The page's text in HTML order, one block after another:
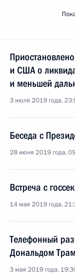
и США о
и меньшей
3 июля 2019 года,
Беседа с
28 июня 2019 года,
Встреча с
14 мая 2019 года,
Телефонный
Дональдом
3 мая 2019 года,